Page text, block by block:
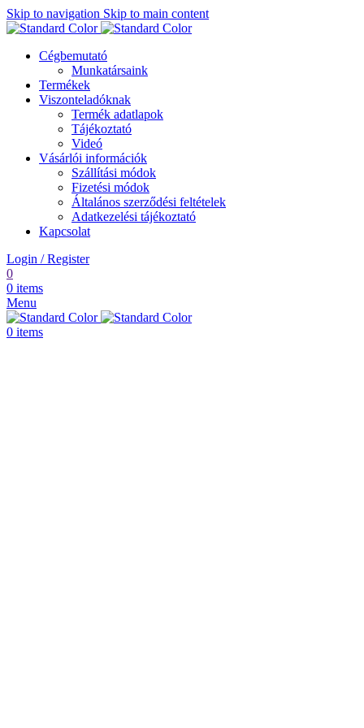
Skip to navigation Skip to main content
Cégbemutató
Munkatársaink
Termékek
Viszonteladóknak
Termék adatlapok
Tájékoztató
Videó
Vásárlói információk
Szállítási módok
Fizetési módok
Általános szerződési feltételek
Adatkezelési tájékoztató
Kapcsolat
Login / Register
0
0 items
Menu
0 items